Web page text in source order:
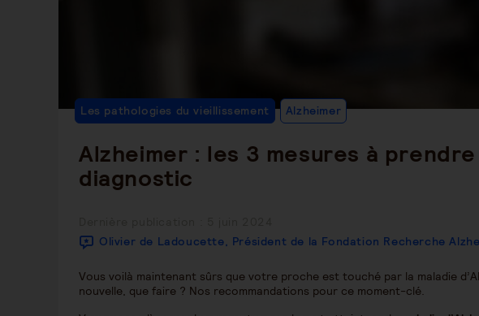
Alzheimer : les 3 mesures à
diagnostic
publiée :
Olivier de Ladoucette, Président de la Fondation Recherche
Les pathologies du vieillissement Alzheimer
Vous voilà maintenant sûrs que votre proche est touché par la maladie
nouvelle, que faire ? Nos recommandations pour ce moment-clé.